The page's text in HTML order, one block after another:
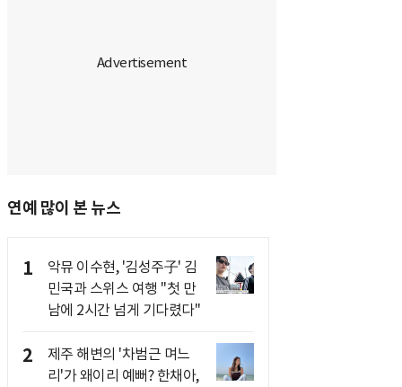
연예 많이 본 뉴스
1
악뮤 이수현, '김성주子' 김
민국과 스위스 여행 "첫 만
남에 2시간 넘게 기다렸다"
2
제주 해변의 '차범근 며느
리'가 왜이리 예뻐? 한채아,